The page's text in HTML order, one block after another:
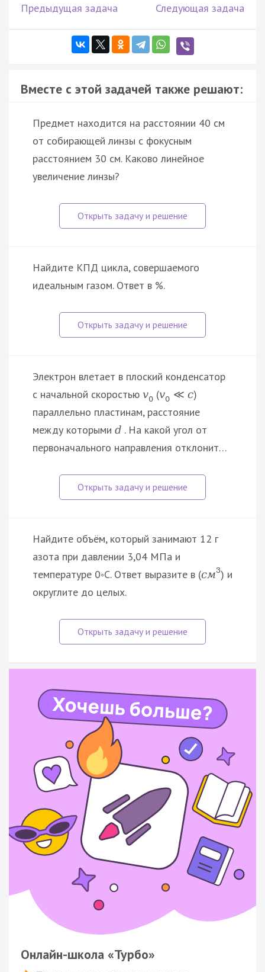
Предыдущая задача Следующая задача
Вместе с этой задачей также решают:
Предмет находится на расстоянии 40 см
от собирающей линзы с фокусным
расстоянием 30 см. Каково линейное
увеличение линзы?
Найдите КПД цикла, совершаемого
идеальным газом. Ответ в %.
Электрон влетает в плоский конденсатор
с начальной скоростью v0 (v0 ≪ c)
параллельно пластинам, расстояние
между которыми d . На какой угол от
первоначального направления отклонит…
Найдите объём, который занимают 12 г
азота при давлении 3,04 МПа и
температуре 0◦С. Ответ выразите в (cм3) и
округлите до целых.
Онлайн-школа «Турбо»